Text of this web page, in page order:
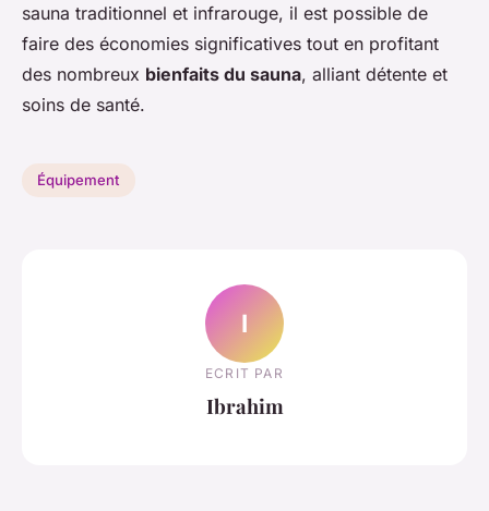
sauna traditionnel et infrarouge, il est possible de
faire des économies significatives tout en profitant
des nombreux bienfaits du sauna, alliant détente et
soins de santé.
Équipement
I
ECRIT PAR
Ibrahim